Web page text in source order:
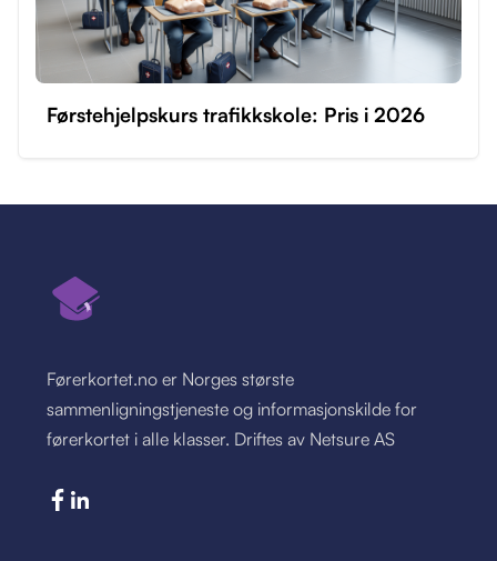
Førstehjelpskurs trafikkskole: Pris i 2026
Førerkortet.no er Norges største
sammenligningstjeneste og informasjonskilde for
førerkortet i alle klasser. Driftes av Netsure AS